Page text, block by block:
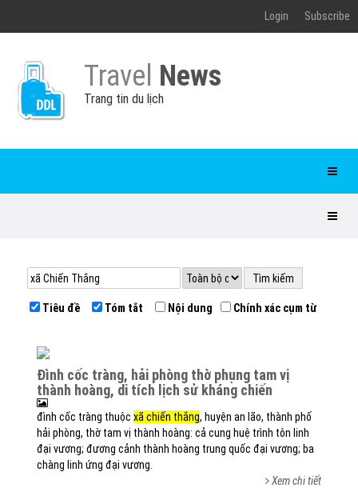
Login Subscribe
Travel News
Trang tin du lịch
Tiêu đề Tóm tắt Nội dung Chính xác cụm từ
đình cốc tràng, hải phòng thờ phụng tam vị
thành hoàng, di tích lịch sử kháng chiến
đình cốc tràng thuộc xã chiến thắng, huyện an lão, thành phố
hải phòng, thờ tam vị thành hoàng: cả cung huệ trình tôn linh
đại vương; đương cảnh thành hoàng trung quốc đại vương; ba
chàng linh ứng đại vương.
Xem chi tiết